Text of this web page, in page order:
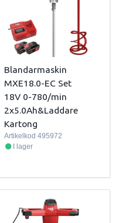
Blandarmaskin
MXE18.0-EC Set
18V 0-780/min
2x5.0Ah&Laddare
Kartong
Artikelkod 495972
I lager